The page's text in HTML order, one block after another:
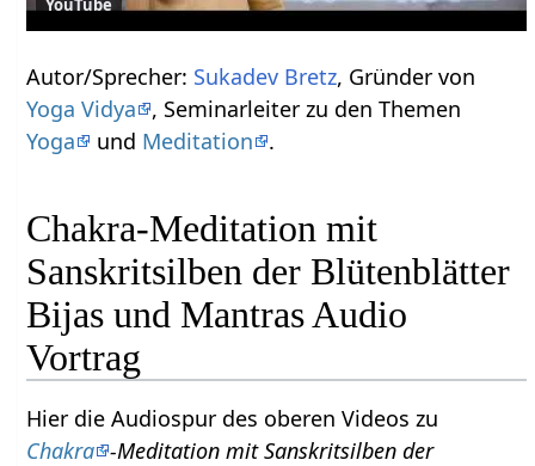
YouTube
Autor/Sprecher: Sukadev Bretz, Gründer von
Yoga Vidya
, Seminarleiter zu den Themen
Yoga
und Meditation .
Chakra-Meditation mit
Sanskritsilben der Blütenblätter
Bijas und Mantras Audio
Vortrag
Hier die Audiospur des oberen Videos zu
Chakra -Meditation mit Sanskritsilben der